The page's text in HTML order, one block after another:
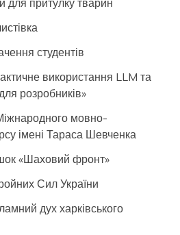
студентів
використання LLM та
розробників»
мовно-
імені Тараса Шевченка
«Шаховий фронт»
Сил України
дух харківського